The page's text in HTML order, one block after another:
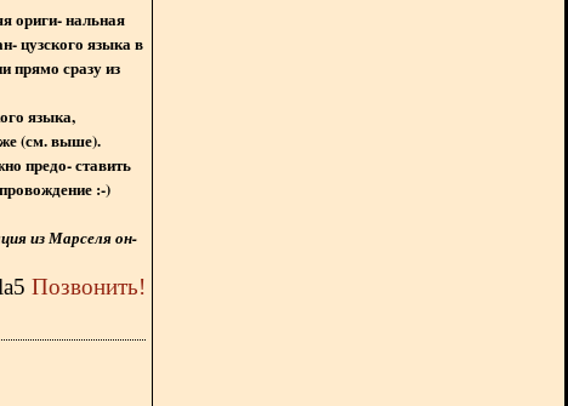
ориги- нальная
цузского языка в
прямо сразу из
языка,
же (см. выше).
предо- ставить
:-)
из Марселя он-
Позвонить!